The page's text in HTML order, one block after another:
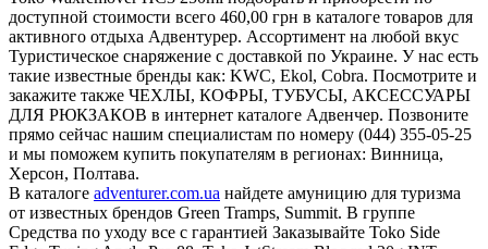
доступной стоимости всего 460,00 грн в каталоге товаров для
активного отдыха Адвентурер. Ассортимент на любой вкус
Туристическое снаряжение с доставкой по Украине. У нас есть
такие известные бренды как: KWC, Ekol, Cobra. Посмотрите и
закажите также ЧЕХЛЫ, КОФРЫ, ТУБУСЫ, АКСЕССУАРЫ
ДЛЯ РЮКЗАКОВ в интернет каталоге Адвенчер. Позвоните
прямо сейчас нашим специалистам по номеру (044) 355-05-25
и мы поможем купить покупателям в регионах: Винница,
Херсон, Полтава.
В каталоге adventurer.com.ua найдете амуницию для туризма
от известных брендов Green Tramps, Summit. В группе
Средства по уходу все с гарантией Заказывайте Toko Side